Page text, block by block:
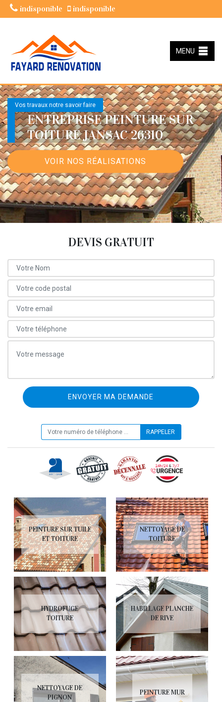
indisponible indisponible
MENU
Vos travaux notre savoir faire
ENTREPRISE PEINTURE SUR
TOITURE JANSAC 26310
VOIR NOS RÉALISATIONS
DEVIS GRATUIT
PEINTURE SUR TUILE
ET TOITURE
NETTOYAGE DE
TOITURE
HYDROFUGE
TOITURE
HABILLAGE PLANCHE
DE RIVE
NETTOYAGE DE
PIGNON
PEINTURE MUR